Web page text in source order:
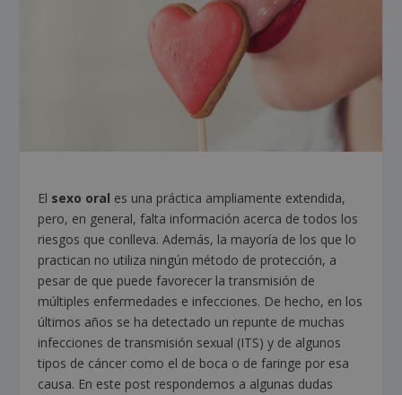
El sexo oral es una práctica ampliamente extendida,
pero, en general, falta información acerca de todos los
riesgos que conlleva. Además, la mayoría de los que lo
practican no utiliza ningún método de protección, a
pesar de que puede favorecer la transmisión de
múltiples enfermedades e infecciones. De hecho, en los
últimos años se ha detectado un repunte de muchas
infecciones de transmisión sexual (ITS) y de algunos
tipos de cáncer como el de boca o de faringe por esa
causa. En este post respondemos a algunas dudas